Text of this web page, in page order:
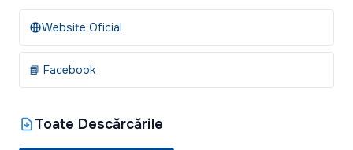
Website Oficial
📘 Facebook
Toate Descărcările